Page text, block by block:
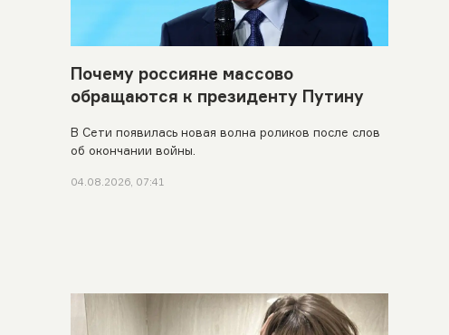
Почему россияне массово
обращаются к президенту Путину
В Сети появилась новая волна роликов после слов
об окончании войны.
04.08.2026, 07:41